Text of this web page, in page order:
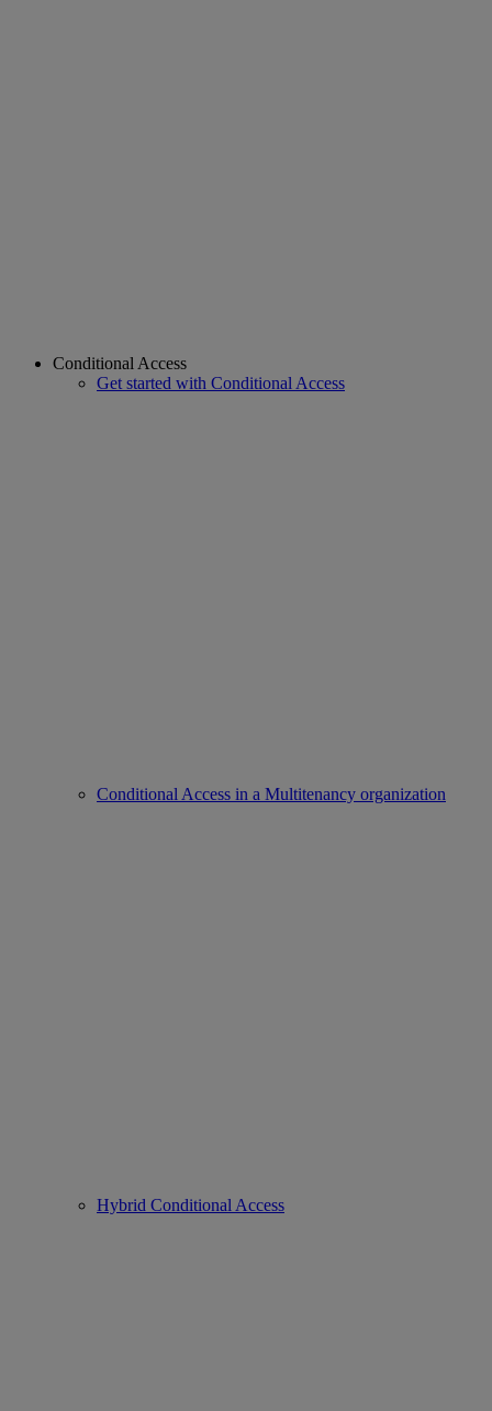
Conditional Access
Get started with Conditional Access
Conditional Access in a Multitenancy organization
Hybrid Conditional Access